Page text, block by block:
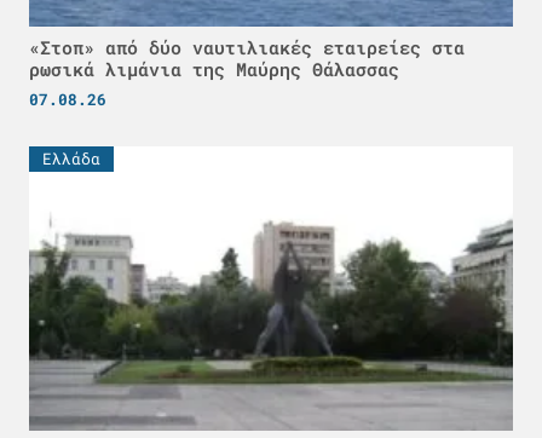
«Στοπ» από δύο ναυτιλιακές εταιρείες στα
ρωσικά λιμάνια της Μαύρης Θάλασσας
07.08.26
Ελλάδα